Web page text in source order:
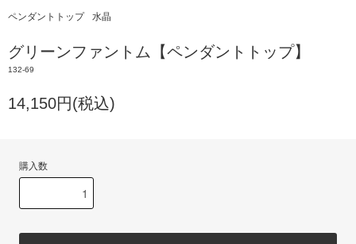
ペンダントトップ 水晶
グリーンファントム【ペンダントトップ】
132-69
14,150円(税込)
購入数